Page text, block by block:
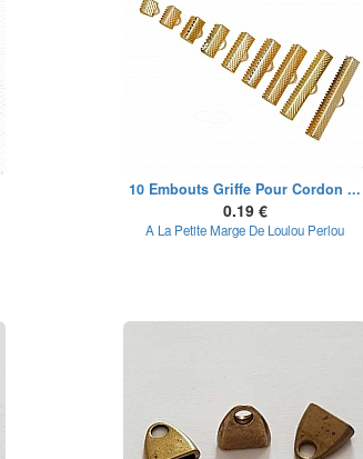
10 Embouts Griffe Pour Cordon ...
0.19 €
A La Petite Marge De Loulou Perlou